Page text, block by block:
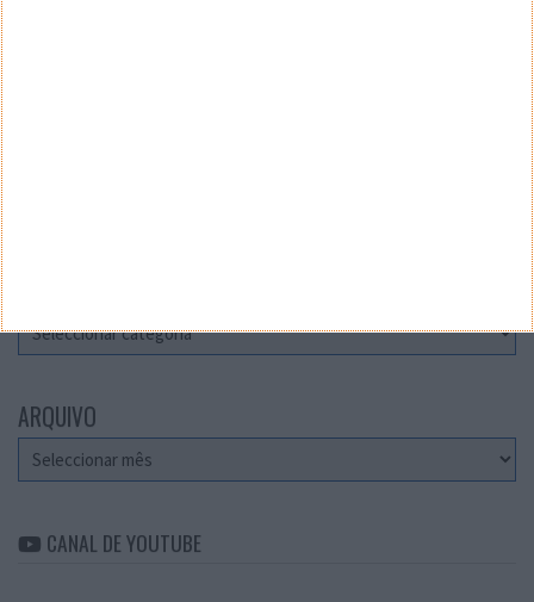
ARQUIVO
Arquivo
CANAL DE YOUTUBE